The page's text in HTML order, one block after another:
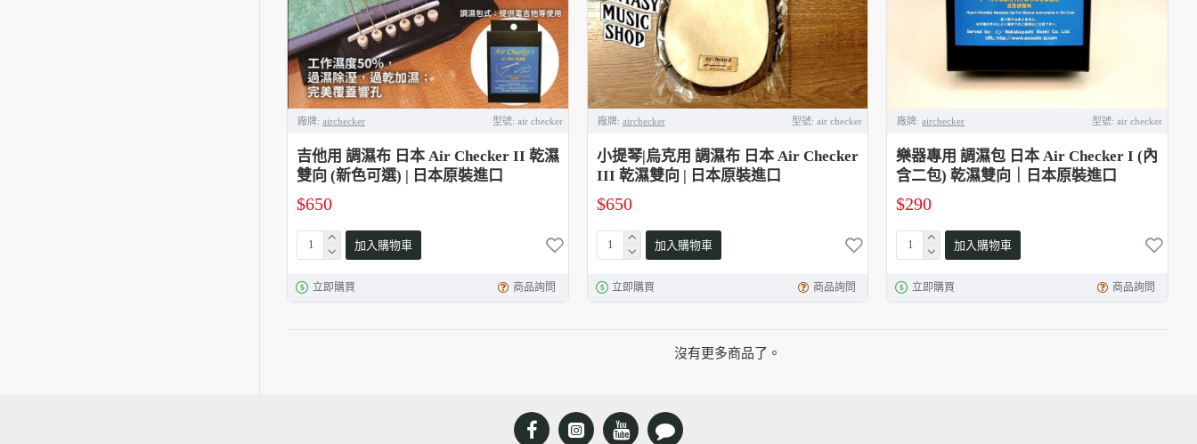
廠牌: airchecker 型號: air checker
吉他用 調濕布 日本 Air Checker II 乾濕
雙向 (新色可選) | 日本原裝進口
$650
加入購物車
立即購買 商品詢問
廠牌: airchecker 型號: air checker
小提琴|烏克用 調濕布 日本 Air Checker
III 乾濕雙向 | 日本原裝進口
$650
加入購物車
立即購買 商品詢問
廠牌: airchecker 型號: air checker
樂器專用 調濕包 日本 Air Checker I (內
含二包) 乾濕雙向｜日本原裝進口
$290
加入購物車
立即購買 商品詢問
沒有更多商品了。